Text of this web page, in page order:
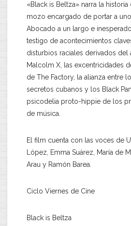
«Black is Beltza» narra la historia
mozo encargado de portar a
Abocado a un largo e
testigo de acontecimientos
disturbios raciales derivados del
Malcolm X, las excentricidades
de The Factory, la alianza entre
secretos cubanos y los Black
psicodelia proto-hippie de los
de música.
El film cuenta con las voces de
López, Emma Suárez, María de
Arau y Ramón Barea.
Ciclo Viernes de Cine
Black is Beltza